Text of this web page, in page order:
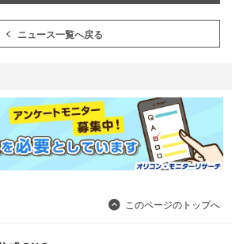
ニュース一覧へ戻る
このページのトップへ